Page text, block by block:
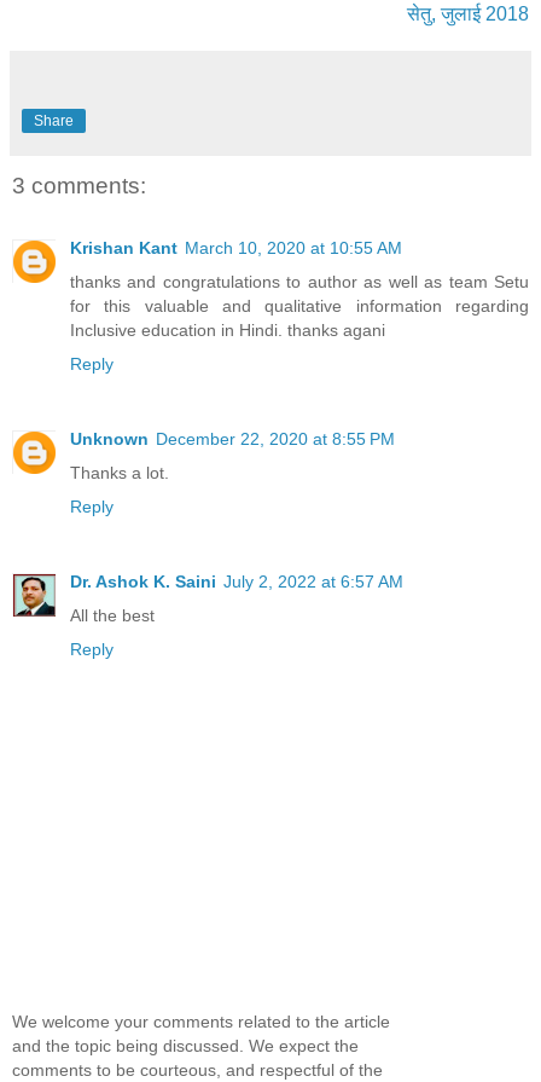
सेतु, जुलाई 2018
Share
3 comments:
Krishan Kant March 10, 2020 at 10:55 AM
thanks and congratulations to author as well as team Setu
for this valuable and qualitative information regarding
Inclusive education in Hindi. thanks agani
Reply
Unknown December 22, 2020 at 8:55 PM
Thanks a lot.
Reply
Dr. Ashok K. Saini July 2, 2022 at 6:57 AM
All the best
Reply
We welcome your comments related to the article
and the topic being discussed. We expect the
comments to be courteous, and respectful of the